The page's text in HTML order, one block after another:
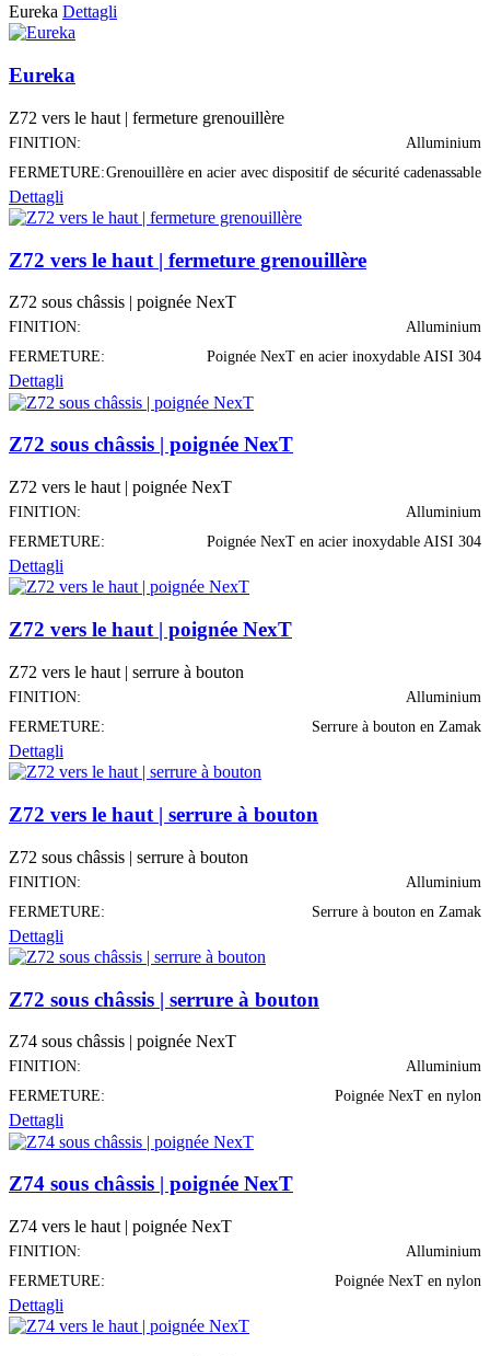
Eureka Dettagli
Eureka
Z72 vers le haut | fermeture grenouillère
FINITION:
Alluminium
FERMETURE:Grenouillère en acier avec dispositif de sécurité cadenassable
Dettagli
Z72 vers le haut | fermeture grenouillère
Z72 sous châssis | poignée NexT
FINITION:
Alluminium
FERMETURE:
Poignée NexT en acier inoxydable AISI 304
Dettagli
Z72 sous châssis | poignée NexT
Z72 vers le haut | poignée NexT
FINITION:
Alluminium
FERMETURE:
Poignée NexT en acier inoxydable AISI 304
Dettagli
Z72 vers le haut | poignée NexT
Z72 vers le haut | serrure à bouton
FINITION:
Alluminium
FERMETURE:
Serrure à bouton en Zamak
Dettagli
Z72 vers le haut | serrure à bouton
Z72 sous châssis | serrure à bouton
FINITION:
Alluminium
FERMETURE:
Serrure à bouton en Zamak
Dettagli
Z72 sous châssis | serrure à bouton
Z74 sous châssis | poignée NexT
FINITION:
Alluminium
FERMETURE:
Poignée NexT en nylon
Dettagli
Z74 sous châssis | poignée NexT
Z74 vers le haut | poignée NexT
FINITION:
Alluminium
FERMETURE:
Poignée NexT en nylon
Dettagli